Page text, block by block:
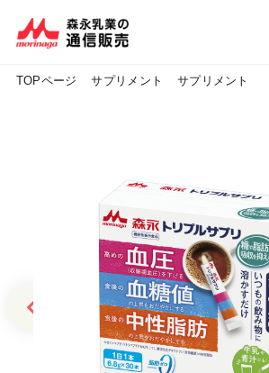
TOPページ サプリメント サプリメント